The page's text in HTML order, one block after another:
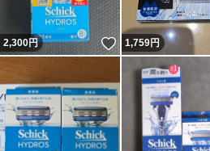
2,300円 いいね！
1,759円